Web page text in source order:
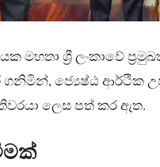
මහතා ශ්‍රී ලංකාවේ
ගනිමින්, ජ්‍යෙෂ්ඨ ආර්ථික
ලෙස පත් කර ඇත.